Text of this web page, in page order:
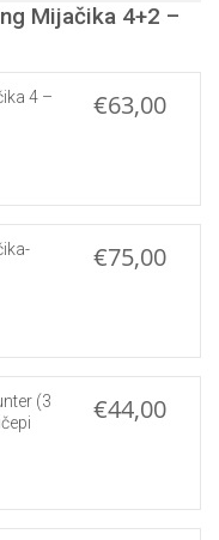
Mijačika 4+2 –
4 –
€63,00
€75,00
(3
€44,00